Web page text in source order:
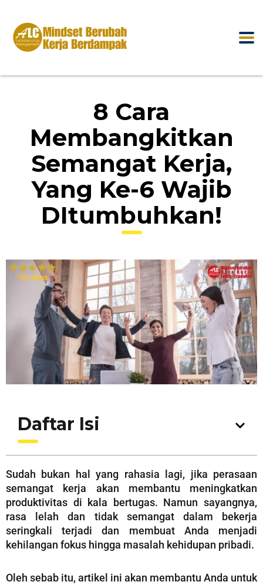
8 Cara
Membangkitkan
Semangat Kerja,
Yang Ke-6 Wajib
DItumbuhkan!
Daftar Isi
Sudah bukan hal yang rahasia lagi, jika perasaan
semangat kerja akan membantu meningkatkan
produktivitas di kala bertugas. Namun sayangnya,
rasa lelah dan tidak semangat dalam bekerja
seringkali terjadi dan membuat Anda menjadi
kehilangan fokus hingga masalah kehidupan pribadi.
Oleh sebab itu, artikel ini akan membantu Anda untuk